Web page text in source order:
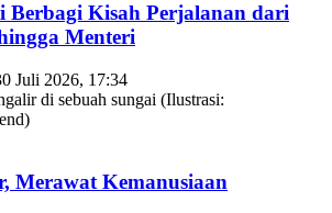
Berbagi Kisah Perjalanan dari
Menteri
Juli 2026, 17:34
Merawat Kemanusiaan